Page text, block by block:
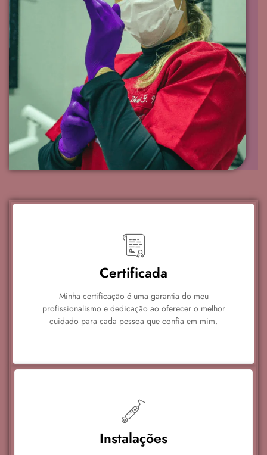
Certificada
Minha certificação é uma garantia do meu
profissionalismo e dedicação ao oferecer o melhor
cuidado para cada pessoa que confia em mim.
Instalações